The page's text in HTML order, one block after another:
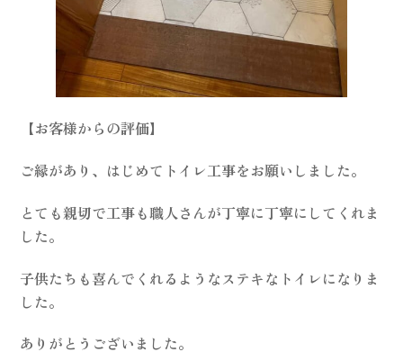
【お客様からの評価】
ご縁があり、はじめてトイレ工事をお願いしました。
とても親切で工事も職人さんが丁寧に丁寧にしてくれま
した。
子供たちも喜んでくれるようなステキなトイレになりま
した。
ありがとうございました。